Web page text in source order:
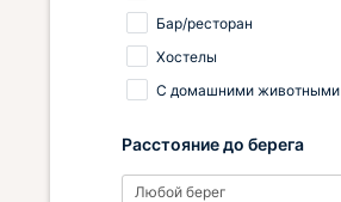
Бар/ресторан
Хостелы
С домашними животными
Расстояние до берега
Любой берег